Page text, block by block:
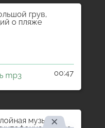
грув,
о пляже
mp3 00:47
музыка,